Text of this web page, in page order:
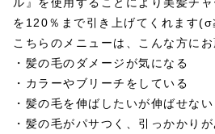
を120％まで引き上げてくれます
こちらのメニューは、こんな方にお
・髪の毛のダメージが気になる
・カラーやブリーチをしている
・髪の毛を伸ばしたいが伸ばせない
・髪の毛がパサつく、引っかかりが